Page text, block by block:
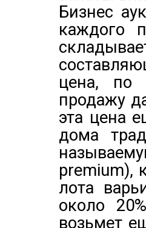
Бизнес
каждого
цена, по
продажу
эта цена
дома
premium),
лота
около
возьмет